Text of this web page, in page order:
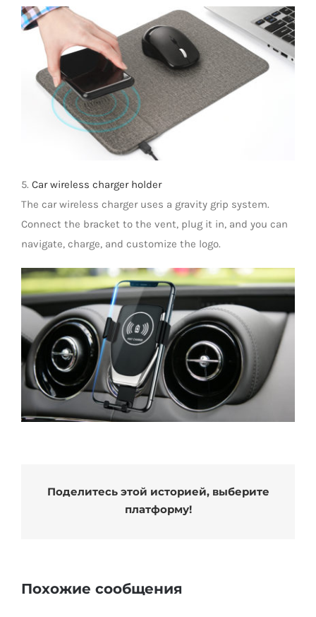
5. Car wireless charger holder
The car wireless charger uses a gravity grip system.
Connect the bracket to the vent, plug it in, and you can
navigate, charge, and customize the logo.
Поделитесь этой историей, выберите
платформу!
Похожие сообщения